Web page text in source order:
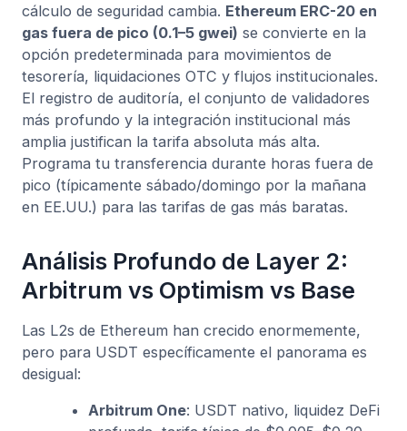
cálculo de seguridad cambia. Ethereum ERC-20 en
gas fuera de pico (0.1–5 gwei) se convierte en la
opción predeterminada para movimientos de
tesorería, liquidaciones OTC y flujos institucionales.
El registro de auditoría, el conjunto de validadores
más profundo y la integración institucional más
amplia justifican la tarifa absoluta más alta.
Programa tu transferencia durante horas fuera de
pico (típicamente sábado/domingo por la mañana
en EE.UU.) para las tarifas de gas más baratas.
Análisis Profundo de Layer 2:
Arbitrum vs Optimism vs Base
Las L2s de Ethereum han crecido enormemente,
pero para USDT específicamente el panorama es
desigual:
Arbitrum One: USDT nativo, liquidez DeFi